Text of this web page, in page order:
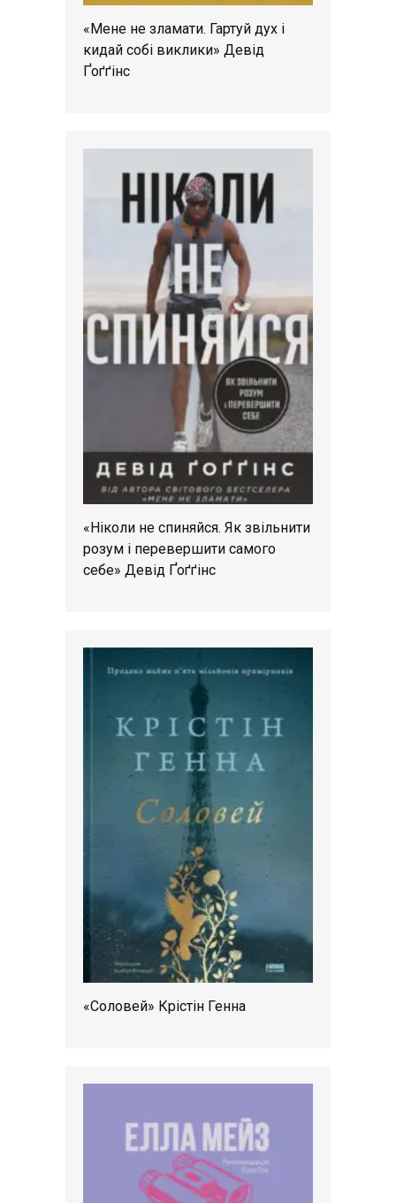
«Мене не зламати. Гартуй дух і
кидай собі виклики» Девід
Ґоґґінс
«Ніколи не спиняйся. Як звільнити
розум і перевершити самого
себе» Девід Ґоґґінс
«Соловей» Крістін Генна